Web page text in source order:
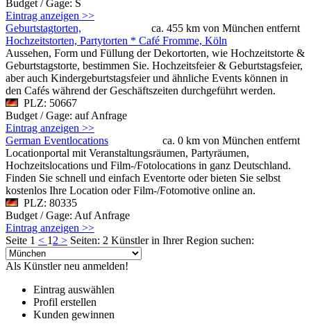
Budget / Gage: S
Eintrag anzeigen >>
ca. 455 km von München entfernt
Geburtstagtorten,
Hochzeitstorten, Partytorten * Café Fromme, Köln
Aussehen, Form und Füllung der Dekortorten, wie Hochzeitstorte &
Geburtstagstorte, bestimmen Sie. Hochzeitsfeier & Geburtstagsfeier,
aber auch Kindergeburtstagsfeier und ähnliche Events können in
den Cafés während der Geschäftszeiten durchgeführt werden.
PLZ: 50667
Budget / Gage: auf Anfrage
Eintrag anzeigen >>
ca. 0 km von München entfernt
German Eventlocations
Locationportal mit Veranstaltungsräumen, Partyräumen,
Hochzeitslocations und Film-/Fotolocations in ganz Deutschland.
Finden Sie schnell und einfach Eventorte oder bieten Sie selbst
kostenlos Ihre Location oder Film-/Fotomotive online an.
PLZ: 80335
Budget / Gage: Auf Anfrage
Eintrag anzeigen >>
Seite 1 < 1 2 > Seiten: 2 Künstler in Ihrer Region suchen:
Als Künstler neu anmelden!
Eintrag auswählen
Profil erstellen
Kunden gewinnen